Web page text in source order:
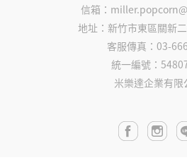
信箱：
地址：新竹市東區關新
客服傳真：03-
統一編號：
米樂達企業有限